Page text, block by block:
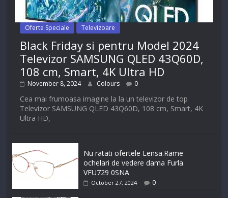
Oferte Speciale Televizoare
Black Friday si pentru Model 2024
Televizor SAMSUNG QLED 43Q60D,
108 cm, Smart, 4K Ultra HD
November 8, 2024 Colours 0
Cea mai frumoasa imagine la la un televizor de top
Televizor SAMSUNG QLED 43Q60D, 108 cm, Smart, 4K
Ultra HD,
Nu ratati ofertele Lensa.Rame
ochelari de vedere dama Furla
VFU729 0SNA
October 27, 2024 0